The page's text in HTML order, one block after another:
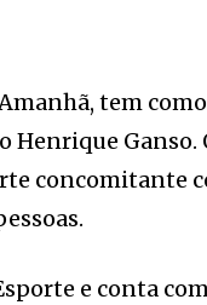
tem
Henrique
concomitante
e conta